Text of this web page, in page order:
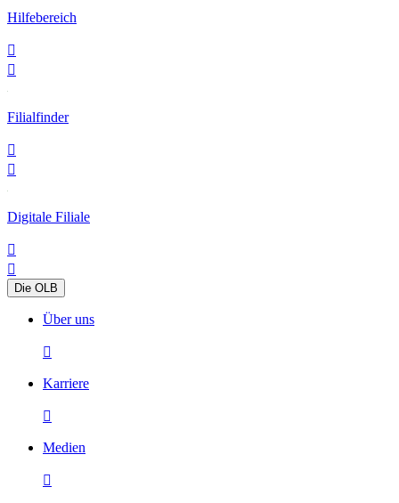
Hilfebereich


Filialfinder


Digitale Filiale


Die OLB
Über uns

Karriere

Medien
